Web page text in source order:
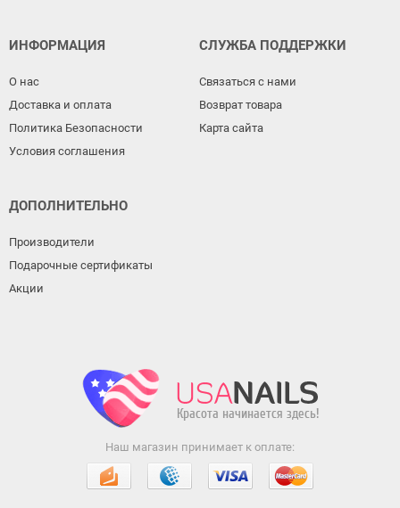
ИНФОРМАЦИЯ
О нас
Доставка и оплата
Политика Безопасности
Условия соглашения
СЛУЖБА ПОДДЕРЖКИ
Связаться с нами
Возврат товара
Карта сайта
ДОПОЛНИТЕЛЬНО
Производители
Подарочные сертификаты
Акции
Наш магазин принимает к оплате: